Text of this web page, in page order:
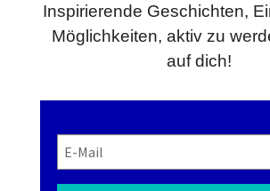
Inspirierende Geschichten,
Möglichkeiten, aktiv zu
auf dich!